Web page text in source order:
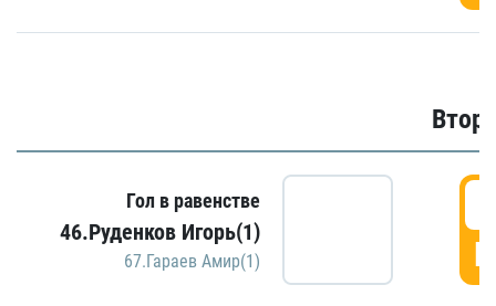
Гол в равенстве
46.Руденков Игорь(1)
67.Гараев Амир(1)